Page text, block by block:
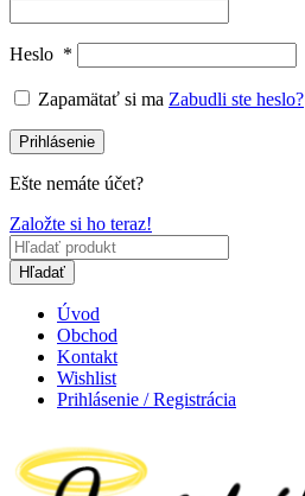
Heslo *
Zapamätať si ma Zabudli ste heslo?
Prihlásenie
Ešte nemáte účet?
Založte si ho teraz!
Hľadať
Úvod
Obchod
Kontakt
Wishlist
Prihlásenie / Registrácia